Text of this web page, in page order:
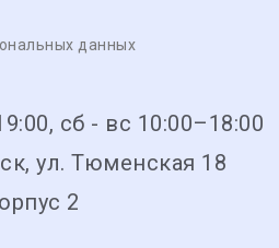
данных
сб - вс 10:00–18:00
ул. Тюменская 18
2